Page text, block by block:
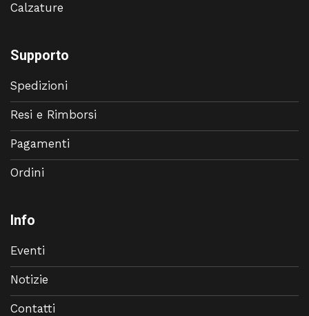
Calzature
Supporto
Spedizioni
Resi e Rimborsi
Pagamenti
Ordini
Info
Eventi
Notizie
Contatti